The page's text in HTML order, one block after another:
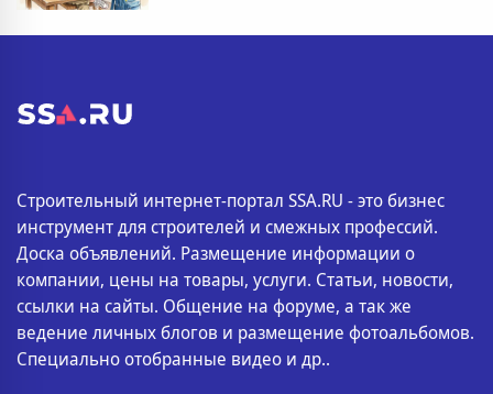
Строительный интернет-портал SSA.RU - это бизнес
инструмент для строителей и смежных профессий.
Доска объявлений. Размещение информации о
компании, цены на товары, услуги. Статьи, новости,
ссылки на сайты. Общение на форуме, а так же
ведение личных блогов и размещение фотоальбомов.
Специально отобранные видео и др..